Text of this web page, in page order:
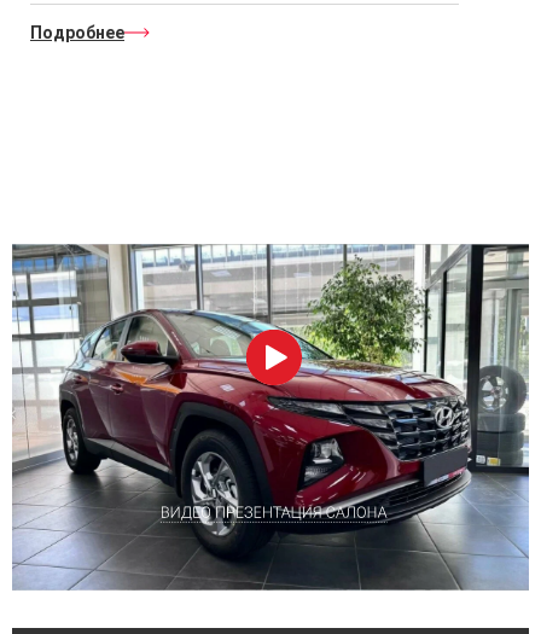
Подробнее